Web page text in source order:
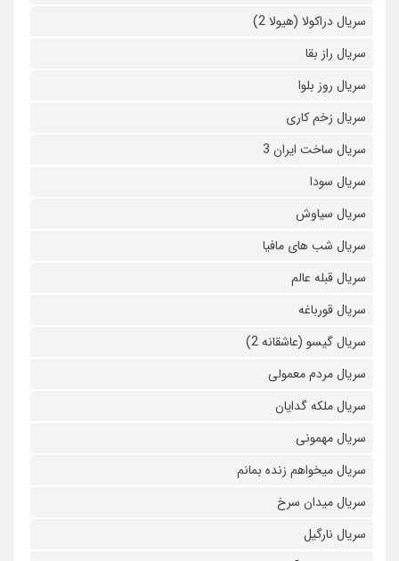
سریال دراکولا (هیولا 2)
سریال راز بقا
سریال روز بلوا
سریال زخم کاری
سریال ساخت ایران 3
سریال سودا
سریال سیاوش
سریال شب های مافیا
سریال قبله عالم
سریال قورباغه
سریال گیسو (عاشقانه 2)
سریال مردم معمولی
سریال ملکه گدایان
سریال مهمونی
سریال میخواهم زنده بمانم
سریال میدان سرخ
سریال نارگیل